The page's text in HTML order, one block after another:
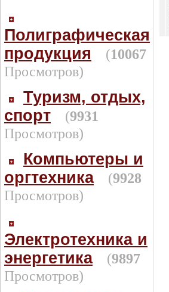
Полиграфическая
продукция
(10067
Просмотров)
Туризм, отдых,
спорт
(9931
Просмотров)
Компьютеры и
оргтехника
(9928
Просмотров)
Электротехника и
энергетика
(9897
Просмотров)